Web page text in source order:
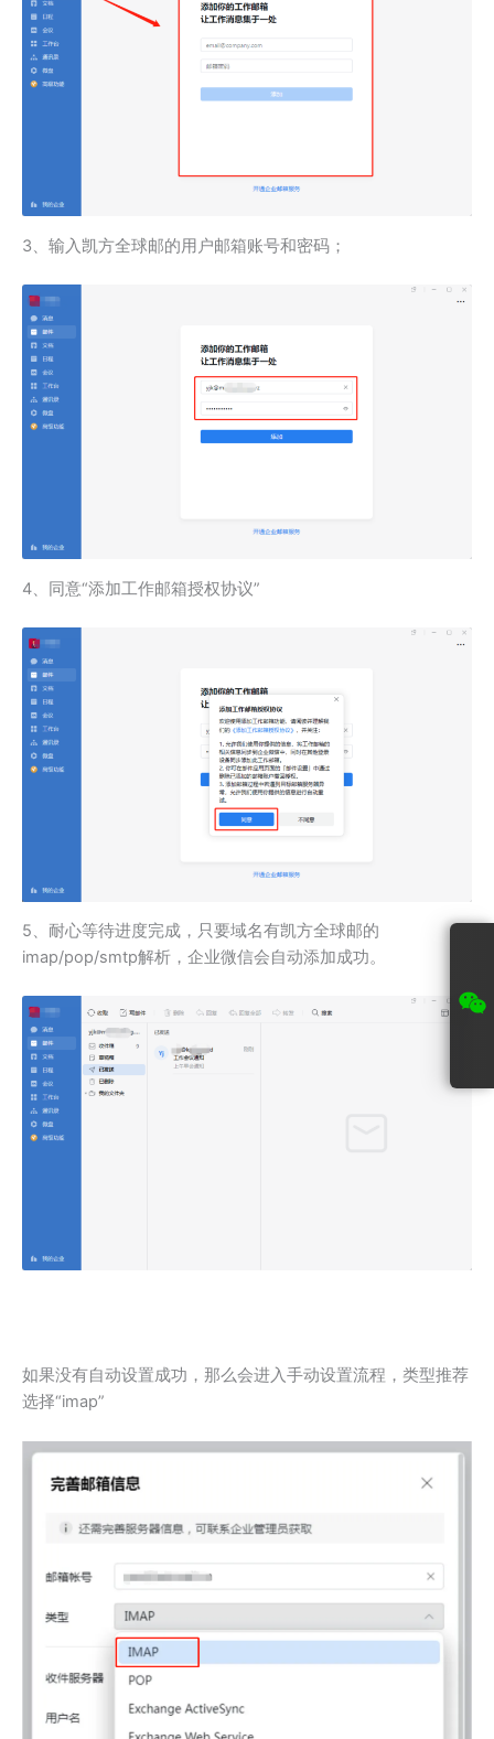
3、输入凯方全球邮的用户邮箱账号和密码；
4、同意“添加工作邮箱授权协议”
5、耐心等待进度完成，只要域名有凯方全球邮的
imap/pop/smtp解析，企业微信会自动添加成功。
如果没有自动设置成功，那么会进入手动设置流程，类型推荐
选择“imap”